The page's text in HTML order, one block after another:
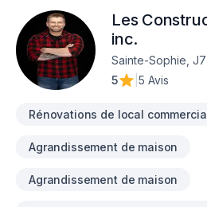
Les
inc.
Sainte-Sophie,
5
5 Avis
Rénovations de local
Agrandissement de maison
Agrandissement de maison